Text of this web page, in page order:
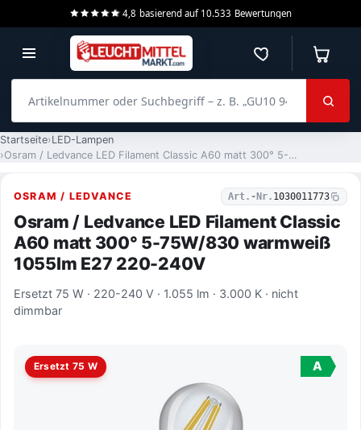
4,8 basierend auf 10.533 Bewertungen
Merkzettel
Startseite LED-Lampen
Osram / Ledvance LED Filament Classic A60 matt 300° 5-75W/830 warmweiß 1055lm E27 220-240V
OSRAM / LEDVANCE Art.-Nr. 1030011773
Osram / Ledvance LED Filament Classic
A60 matt 300° 5-75W/830 warmweiß
1055lm E27 220-240V
Ersetzt 75 W · 220-240 V · 1.055 lm · 3.000 K · nicht
dimmbar
Ersetzt 75 W A